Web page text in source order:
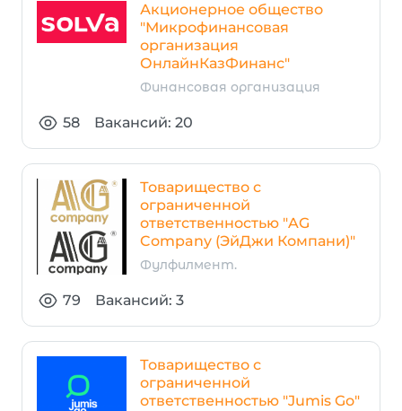
Акционерное общество
"Микрофинансовая
организация
ОнлайнКазФинанс"
Финансовая организация
58 Вакансий: 20
Товарищество с
ограниченной
ответственностью "AG
Company (ЭйДжи Компани)"
Фулфилмент.
79 Вакансий: 3
Товарищество с
ограниченной
ответственностью "Jumis Go"